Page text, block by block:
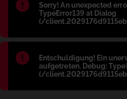
Błąd:
Sorry! An unexpected
TypeError139 at Dialog
(/
Błąd:
Entschuldigung! Ein
aufgetreten. Debug:
(/